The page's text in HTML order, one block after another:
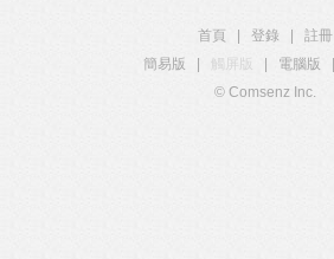
首頁 登錄
註冊
簡易版
觸屏版 電腦版
© Comsenz Inc.